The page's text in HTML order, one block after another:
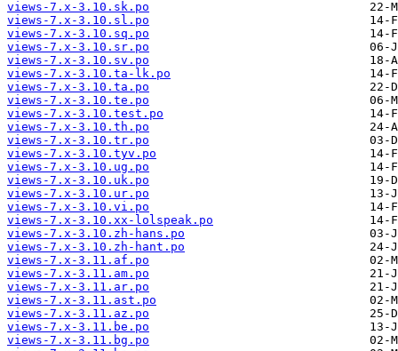
views-7.x-3.10.sk.po
views-7.x-3.10.sl.po
views-7.x-3.10.sq.po
views-7.x-3.10.sr.po
views-7.x-3.10.sv.po
views-7.x-3.10.ta-lk.po
views-7.x-3.10.ta.po
views-7.x-3.10.te.po
views-7.x-3.10.test.po
views-7.x-3.10.th.po
views-7.x-3.10.tr.po
views-7.x-3.10.tyv.po
views-7.x-3.10.ug.po
views-7.x-3.10.uk.po
views-7.x-3.10.ur.po
views-7.x-3.10.vi.po
views-7.x-3.10.xx-lolspeak.po
views-7.x-3.10.zh-hans.po
views-7.x-3.10.zh-hant.po
views-7.x-3.11.af.po
views-7.x-3.11.am.po
views-7.x-3.11.ar.po
views-7.x-3.11.ast.po
views-7.x-3.11.az.po
views-7.x-3.11.be.po
views-7.x-3.11.bg.po